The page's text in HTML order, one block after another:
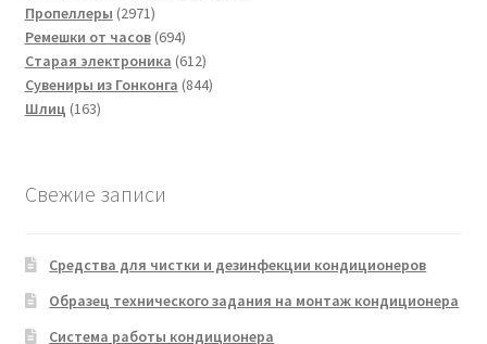
Пропеллеры 29712971
товар
Ремешки от часов 694694
товара
Старая электроника 612612
товаров
Сувениры из Гонконга 844844
Шлиц 163163
Свежие записи
Средства для чистки и дезинфекции кондиционеров
Образец технического задания на монтаж кондиционера
Система работы кондиционера